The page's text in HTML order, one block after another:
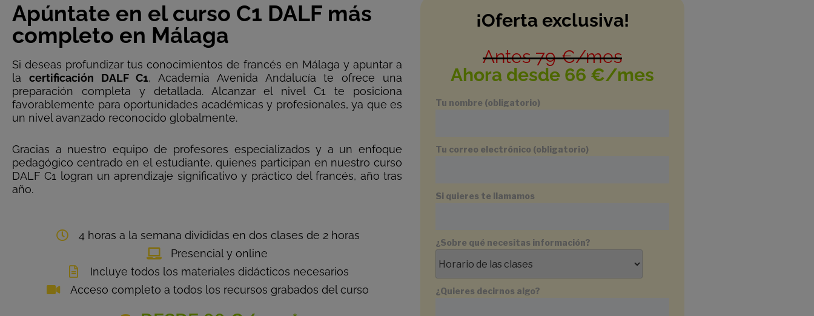
Apúntate en el curso C1 DALF más
completo en Málaga
Si deseas profundizar tus conocimientos de francés en Málaga y apuntar a
la certificación DALF C1, Academia Avenida Andalucía te ofrece una
preparación completa y detallada. Alcanzar el nivel C1 te posiciona
favorablemente para oportunidades académicas y profesionales, ya que es
un nivel avanzado reconocido globalmente.
Gracias a nuestro equipo de profesores especializados y a un enfoque
pedagógico centrado en el estudiante, quienes participan en nuestro curso
DALF C1 logran un aprendizaje significativo y práctico del francés, año tras
año.
4 horas a la semana divididas en dos clases de 2 horas
Presencial y online
Incluye todos los materiales didácticos necesarios
Acceso completo a todos los recursos grabados del curso
¡Oferta exclusiva!
Antes 79 €/mes
Ahora desde 66 €/mes
Tu nombre (obligatorio)
Tu correo electrónico (obligatorio)
Si quieres te llamamos
¿Sobre qué necesitas información?
¿Quieres decirnos algo?